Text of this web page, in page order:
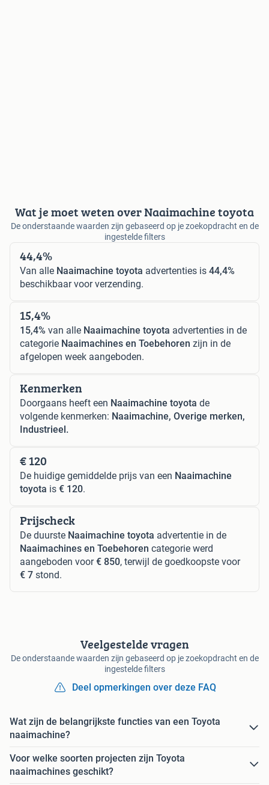
Wat je moet weten over Naaimachine toyota
De onderstaande waarden zijn gebaseerd op je zoekopdracht en de
ingestelde filters
44,4%
Van alle Naaimachine toyota advertenties is 44,4%
beschikbaar voor verzending.
15,4%
15,4% van alle Naaimachine toyota advertenties in de
categorie Naaimachines en Toebehoren zijn in de
afgelopen week aangeboden.
Kenmerken
Doorgaans heeft een Naaimachine toyota de
volgende kenmerken: Naaimachine, Overige merken,
Industrieel.
€ 120
De huidige gemiddelde prijs van een Naaimachine
toyota is € 120.
Prijscheck
De duurste Naaimachine toyota advertentie in de
Naaimachines en Toebehoren categorie werd
aangeboden voor€ 850, terwijl de goedkoopste voor
€ 7 stond.
Veelgestelde vragen
De onderstaande waarden zijn gebaseerd op je zoekopdracht en de
ingestelde filters
Deel opmerkingen over deze FAQ
Wat zijn de belangrijkste functies van een Toyota
naaimachine?
Voor welke soorten projecten zijn Toyota
naaimachines geschikt?